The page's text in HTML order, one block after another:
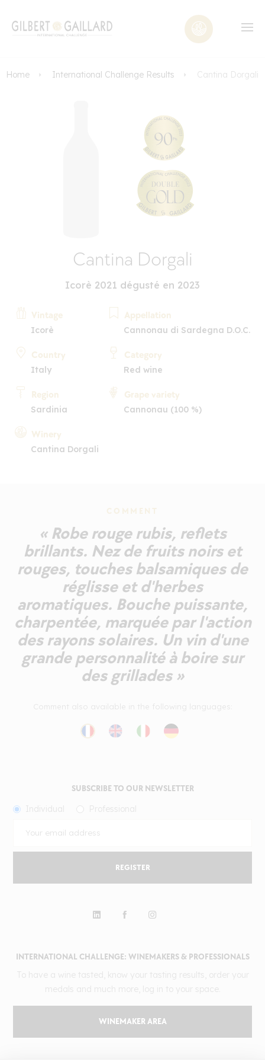
Home International Challenge Results Cantina Dorgali
Cantina Dorgali
Icorè 2021 dégusté en 2023
Vintage
Icorè
Country
Italy
Region
Sardinia
Winery
Cantina Dorgali
Appellation
Cannonau di Sardegna D.O.C.
Category
Red wine
Grape variety
Cannonau (100 %)
COMMENT
« Robe rouge rubis, reflets
brillants. Nez de fruits noirs et
rouges, touches balsamiques de
réglisse et d'herbes
aromatiques. Bouche puissante,
charpentée, marquée par l'action
des rayons solaires. Un vin d'une
grande personnalité à boire sur
des grillades »
INTERNATIONAL CHALLENGE: WINEMAKERS & PROFESSIONALS
WINEMAKER AREA
SUBSCRIBE TO OUR NEWSLETTER
REGISTER